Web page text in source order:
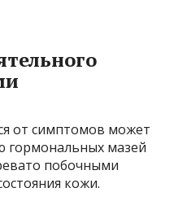
от симптомов может
гормональных мазей
побочными
кожи.